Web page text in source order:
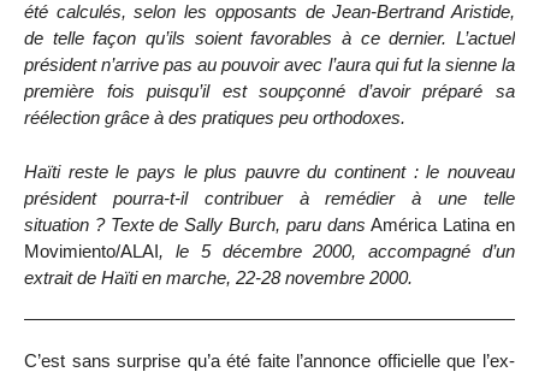
été calculés, selon les opposants de Jean-Bertrand Aristide,
de telle façon qu’ils soient favorables à ce dernier. L’actuel
président n’arrive pas au pouvoir avec l’aura qui fut la sienne la
première fois puisqu’il est soupçonné d’avoir préparé sa
réélection grâce à des pratiques peu orthodoxes.
Haïti reste le pays le plus pauvre du continent : le nouveau
président pourra-t-il contribuer à remédier à une telle
situation ? Texte de Sally Burch, paru dansAmérica Latina en
Movimiento/ALAI, le 5 décembre 2000, accompagné d’un
extrait de Haïti en marche, 22-28 novembre 2000.
C’est sans surprise qu’a été faite l’annonce officielle que l’ex-